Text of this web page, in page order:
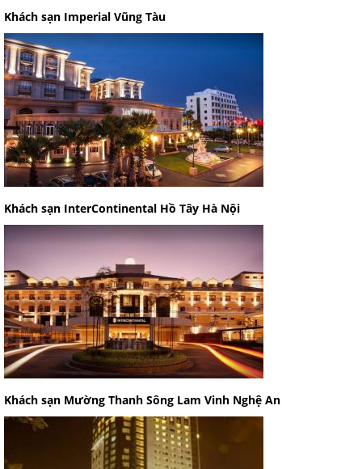
Khách sạn Imperial Vũng Tàu
Khách sạn InterContinental Hồ Tây Hà Nội
Khách sạn Mường Thanh Sông Lam Vinh Nghệ An